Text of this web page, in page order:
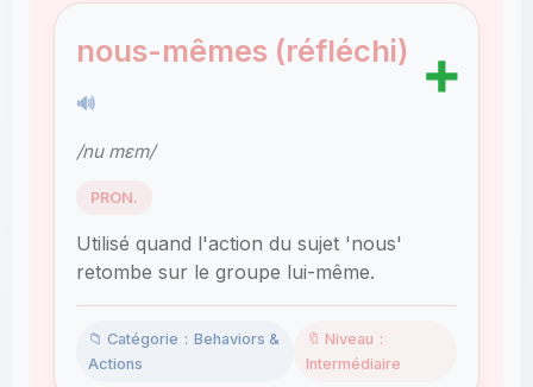
nous-mêmes (réfléchi)
🔊
➕
/nu mɛm/
PRON.
Utilisé quand l'action du sujet 'nous'
retombe sur le groupe lui-même.
📁 Catégorie：Behaviors &
Actions
🔖 Niveau：
Intermédiaire